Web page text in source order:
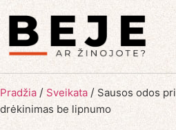
Pradžia / Sveikata / Sausos odos
drėkinimas be lipnumo